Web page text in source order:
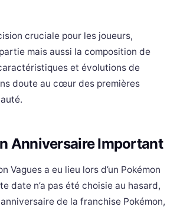
cruciale pour les joueurs,
mais aussi la composition de
et évolutions de
doute au cœur des premières
Anniversaire Important
Vagues a eu lieu lors d’un Pokémon
date n’a pas été choisie au hasard,
de la franchise Pokémon,